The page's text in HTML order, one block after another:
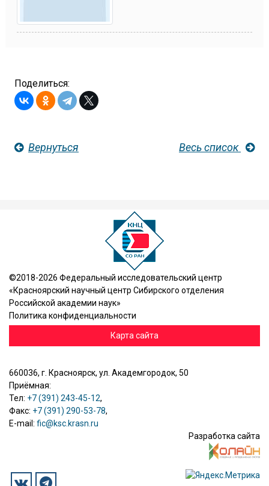
Поделиться:
Вернуться Весь список
©2018-2026 Федеральный исследовательский центр
«Красноярский научный центр Сибирского отделения
Российской академии наук»
Политика конфиденциальности
Карта сайта
660036, г. Красноярск, ул. Академгородок, 50
Приёмная:
Тел: +7 (391) 243-45-12,
Факс: +7 (391) 290-53-78,
E-mail: fic@ksc.krasn.ru
Разработка сайта